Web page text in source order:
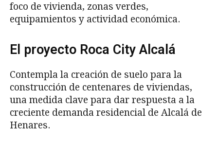
foco de vivienda, zonas verdes,
equipamientos y actividad económica.
El proyecto Roca City Alcalá
Contempla la creación de suelo para la
construcción de centenares de viviendas,
una medida clave para dar respuesta a la
creciente demanda residencial de Alcalá de
Henares.